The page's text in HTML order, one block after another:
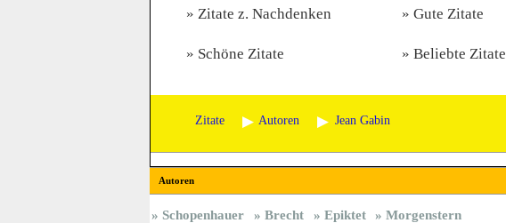
Zitate z. Nachdenken Gute Zitate
Schöne Zitate Beliebte Zitate
Zitate Autoren Jean Gabin
Autoren
Schopenhauer Brecht Epiktet
Morgenstern